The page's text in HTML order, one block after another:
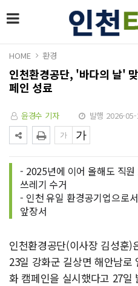
HOME 환경
인천환경공단, '바다의 날'
페인 성료
윤경수 기자 발행 2026-
- 2025년에 이어 올해도 직
쓰레기 수거
- 인천 유일 환경공기업으로
앞장서
인천환경공단(이사장 김성훈
23일 강화군 길상면 해안남로
화 캠페인을 실시했다고 27일